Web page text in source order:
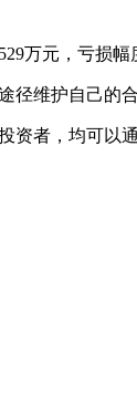
万元，亏损幅
径维护自己的合
资者，均可以